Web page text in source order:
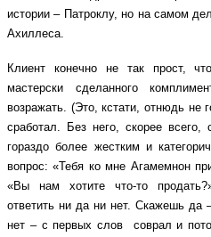
истории – Патроклу, но на самом
Ахиллеса.
Клиент конечно не так прост,
мастерски сделанного
возражать. (Это, кстати, отнюдь не
сработал. Без него, скорее всего,
гораздо более жестким и
вопрос: «Тебя ко мне Агамемнон
«Вы нам хотите что-то
ответить ни да ни нет. Скажешь да
нет – с первых слов соврал и